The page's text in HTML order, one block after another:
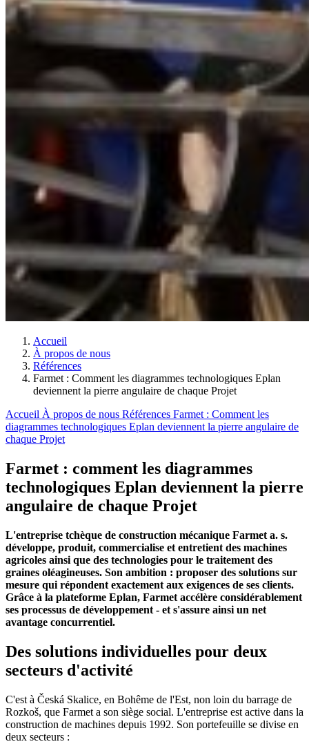
Accueil
À propos de nous
Références
Farmet : Comment les diagrammes technologiques Eplan
deviennent la pierre angulaire de chaque Projet
Accueil À propos de nous Références Farmet : Comment les
diagrammes technologiques Eplan deviennent la pierre angulaire de
chaque Projet
Farmet : comment les diagrammes
technologiques Eplan deviennent la pierre
angulaire de chaque Projet
L'entreprise tchèque de construction mécanique Farmet a. s.
développe, produit, commercialise et entretient des machines
agricoles ainsi que des technologies pour le traitement des
graines oléagineuses. Son ambition : proposer des solutions sur
mesure qui répondent exactement aux exigences de ses clients.
Grâce à la plateforme Eplan, Farmet accélère considérablement
ses processus de développement - et s'assure ainsi un net
avantage concurrentiel.
Des solutions individuelles pour deux
secteurs d'activité
C'est à Česká Skalice, en Bohême de l'Est, non loin du barrage de
Rozkoš, que Farmet a son siège social. L'entreprise est active dans la
construction de machines depuis 1992. Son portefeuille se divise en
deux secteurs :